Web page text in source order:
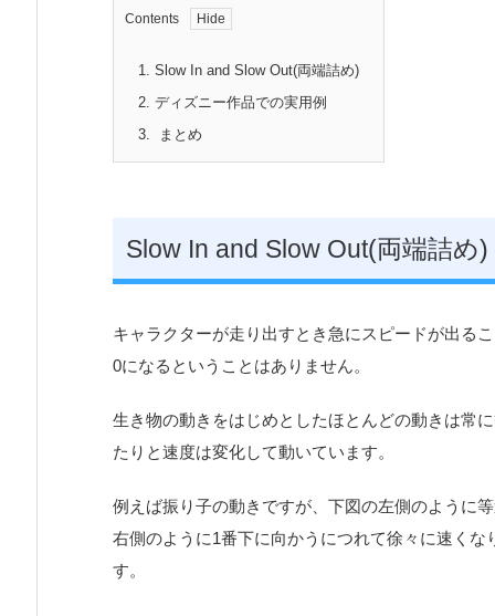
Contents
1. Slow In and Slow Out(両端詰め)
2. ディズニー作品での実用例
3. まとめ
Slow In and Slow Out(両端詰め)
キャラクターが走り出すとき急にスピードが出る
0になるということはありません。
生き物の動きをはじめとしたほとんどの動きは常
たりと速度は変化して動いています。
例えば振り子の動きですが、下図の左側のように等
右側のように1番下に向かうにつれて徐々に速く
す。